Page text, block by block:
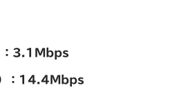
：3.1Mbps
：14.4Mbps